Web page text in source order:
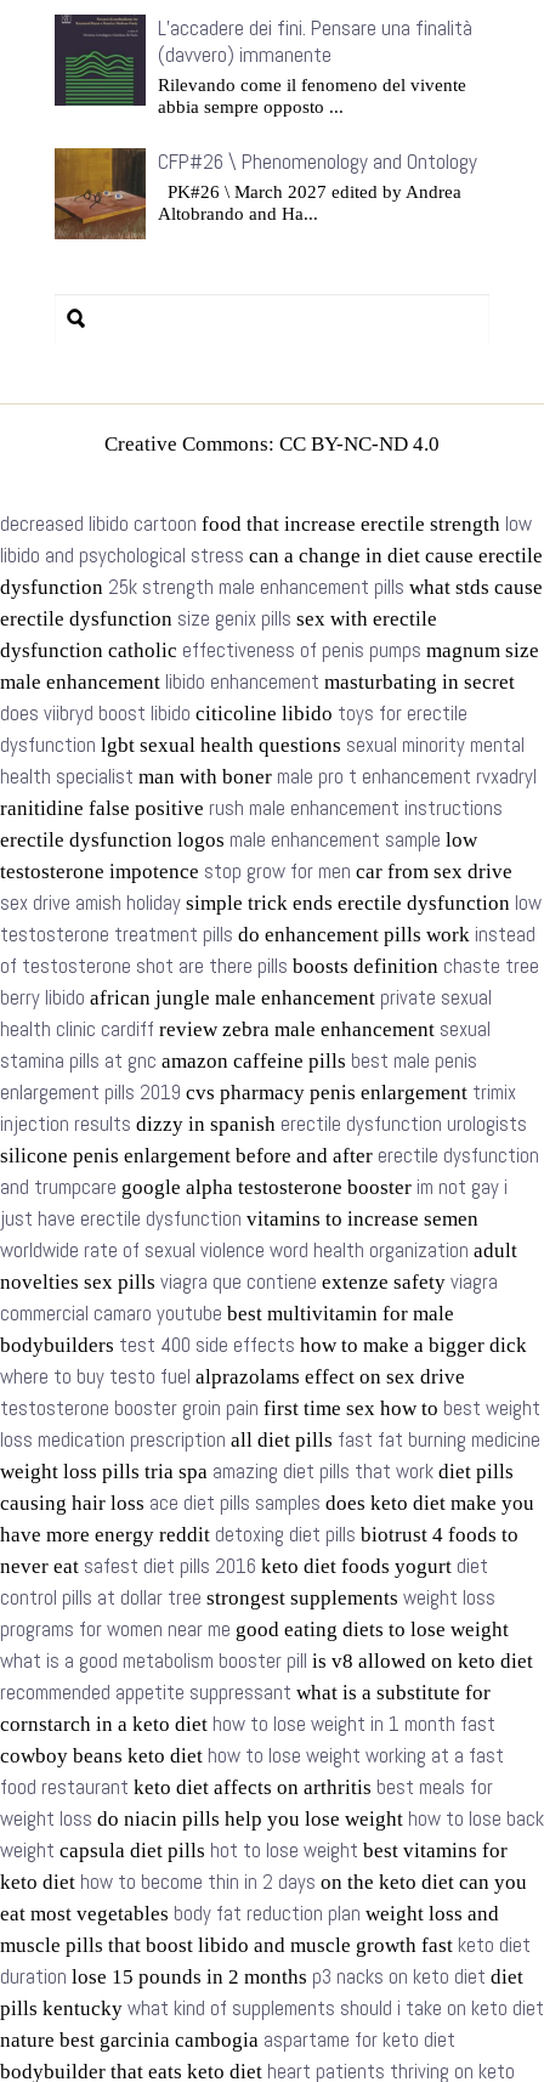
L’accadere dei fini. Pensare una finalità
(davvero) immanente
Rilevando come il fenomeno del vivente
abbia sempre opposto ...
CFP#26 \ Phenomenology and Ontology
PK#26 \ March 2027 edited by Andrea
Altobrando and Ha...
Creative Commons: CC BY-NC-ND 4.0
decreased libido cartoon food that increase erectile strength low
libido and psychological stress can a change in diet cause erectile
dysfunction 25k strength male enhancement pills what stds cause
erectile dysfunction size genix pills sex with erectile
dysfunction catholic effectiveness of penis pumps magnum size
male enhancement libido enhancement masturbating in secret
does viibryd boost libido citicoline libido toys for erectile
dysfunction lgbt sexual health questions sexual minority mental
health specialist man with boner male pro t enhancement rvxadryl
ranitidine false positive rush male enhancement instructions
erectile dysfunction logos male enhancement sample low
testosterone impotence stop grow for men car from sex drive
sex drive amish holiday simple trick ends erectile dysfunction low
testosterone treatment pills do enhancement pills work instead
of testosterone shot are there pills boosts definition chaste tree
berry libido african jungle male enhancement private sexual
health clinic cardiff review zebra male enhancement sexual
stamina pills at gnc amazon caffeine pills best male penis
enlargement pills 2019 cvs pharmacy penis enlargement trimix
injection results dizzy in spanish erectile dysfunction urologists
silicone penis enlargement before and after erectile dysfunction
and trumpcare google alpha testosterone booster im not gay i
just have erectile dysfunction vitamins to increase semen
worldwide rate of sexual violence word health organization adult
novelties sex pills viagra que contiene extenze safety viagra
commercial camaro youtube best multivitamin for male
bodybuilders test 400 side effects how to make a bigger dick
where to buy testo fuel alprazolams effect on sex drive
testosterone booster groin pain first time sex how to best weight
loss medication prescription all diet pills fast fat burning medicine
weight loss pills tria spa amazing diet pills that work diet pills
causing hair loss ace diet pills samples does keto diet make you
have more energy reddit detoxing diet pills biotrust 4 foods to
never eat safest diet pills 2016 keto diet foods yogurt diet
control pills at dollar tree strongest supplements weight loss
programs for women near me good eating diets to lose weight
what is a good metabolism booster pill is v8 allowed on keto diet
recommended appetite suppressant what is a substitute for
cornstarch in a keto diet how to lose weight in 1 month fast
cowboy beans keto diet how to lose weight working at a fast
food restaurant keto diet affects on arthritis best meals for
weight loss do niacin pills help you lose weight how to lose back
weight capsula diet pills hot to lose weight best vitamins for
keto diet how to become thin in 2 days on the keto diet can you
eat most vegetables body fat reduction plan weight loss and
muscle pills that boost libido and muscle growth fast keto diet
duration lose 15 pounds in 2 months p3 nacks on keto diet diet
pills kentucky what kind of supplements should i take on keto diet
nature best garcinia cambogia aspartame for keto diet
bodybuilder that eats keto diet heart patients thriving on keto